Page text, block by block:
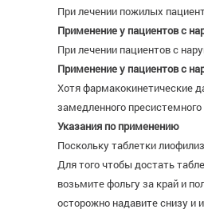
При лечении пожилых
Применение у пациентов с
При лечении пациентов с
Применение у пациентов с
Хотя фармакокинетические
замедленного
Указания по применению
Поскольку таблетки
Для того чтобы достать
возьмите фольгу за край и
осторожно надавите снизу и